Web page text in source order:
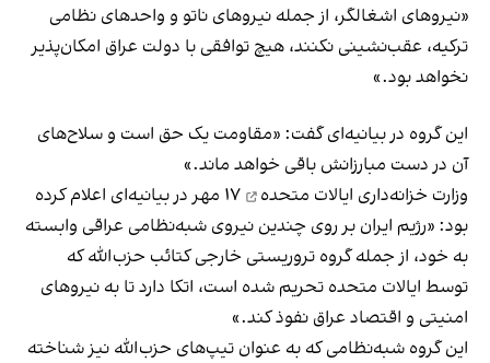
«نیروهای اشغالگر، از جمله نیروهای ناتو و واحدهای نظامی
ترکیه، عقب‌نشینی نکنند، هیچ توافقی با دولت عراق امکان‌پذیر
نخواهد بود.»
این گروه در بیانیه‌ای گفت: «مقاومت یک حق است و سلاح‌های
آن در دست مبارزانش باقی خواهد ماند.»
وزارت خزانه‌داری ایالات متحده
۱۷ مهر در بیانیه‌ای اعلام کرده
بود: «رژیم ایران بر روی چندین نیروی شبه‌نظامی عراقی وابسته
به خود، از جمله گروه تروریستی خارجی کتائب حزب‌الله که
توسط ایالات متحده تحریم شده است، اتکا دارد تا به نیروهای
امنیتی و اقتصاد عراق نفوذ کند.»
این گروه شبه‌نظامی که به عنوان تیپ‌های حزب‌الله نیز شناخته